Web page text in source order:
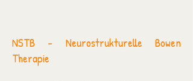
NSTB - Neurostrukturelle Bowen
Therapie